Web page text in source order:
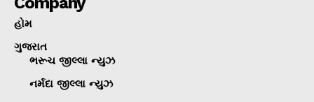
હોમ
ગુજરાત
ભરૂચ જીલ્લા ન્યુઝ
નર્મદા જીલ્લા ન્યુઝ